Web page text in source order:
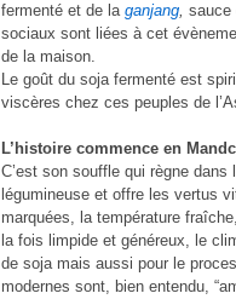
fermenté et de la ganjang, sauce
sociaux sont liées à cet
de la maison.
Le goût du soja fermenté est
viscères chez ces peuples de
L’histoire commence en
C’est son souffle qui règne
légumineuse et offre les vertus
marquées, la température
la fois limpide et généreux, le
de soja mais aussi pour le
modernes sont, bien entendu,